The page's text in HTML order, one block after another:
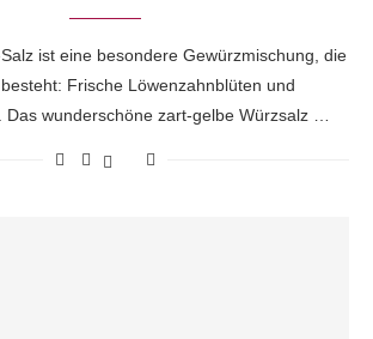
ist eine besondere Gewürzmischung, die
Frische Löwenzahnblüten und
Das wunderschöne zart-gelbe Würzsalz …